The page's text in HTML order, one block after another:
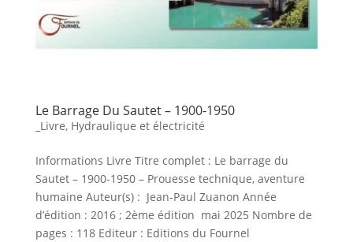
Le Barrage Du Sautet – 1900-1950
_Livre, Hydraulique et électricité
Informations Livre Titre complet : Le barrage du
Sautet – 1900-1950 – Prouesse technique, aventure
humaine Auteur(s) : Jean-Paul Zuanon Année
d’édition : 2016 ; 2ème édition mai 2025 Nombre de
pages : 118 Editeur : Editions du Fournel